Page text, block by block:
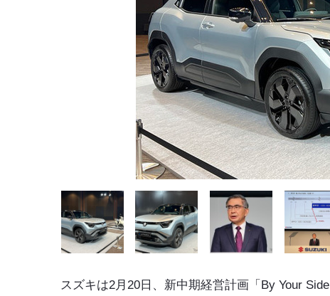
スズキは2月20日、新中期経営計画「 By Your Side